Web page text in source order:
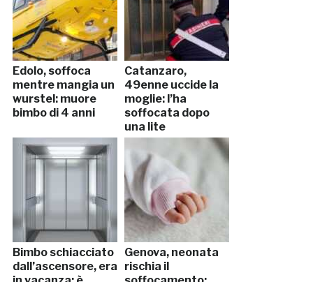
Edolo, soffoca
mentre mangia un
wurstel: muore
bimbo di 4 anni
Catanzaro,
49enne uccide la
moglie: l’ha
soffocata dopo
una lite
Bimbo schiacciato
dall’ascensore, era
Genova, neonata
rischia il